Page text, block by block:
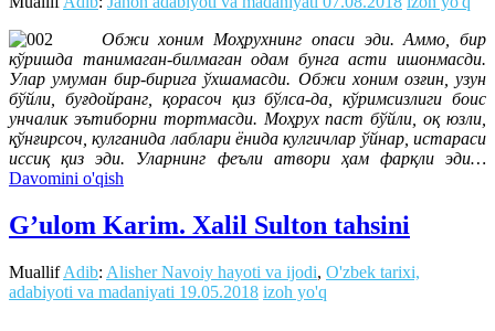
Обжи хоним Моҳрухнинг опаси эди. Аммо, бир
кўришда танимаган-билмаган одам бунга асти ишонмасди.
Улар умуман бир-бирига ўхшамасди. Обжи хоним озғин, узун
бўйли, буғдойранг, қорасоч қиз бўлса-да, кўримсизлиги боис
унчалик эътиборни тортмасди. Моҳрух паст бўйли, оқ юзли,
қўнғирсоч, кулганида лаблари ёнида кулгичлар ўйнар, истараси
иссиқ қиз эди. Уларнинг феъли атвори ҳам фарқли эди…
Davomini o'qish
G’ulom Karim. Xalil Sulton tahsini
MuallifAdib: Alisher Navoiy hayoti va ijodi, O'zbek tarixi,
adabiyoti va madaniyati 19.05.2018 izoh yo'q